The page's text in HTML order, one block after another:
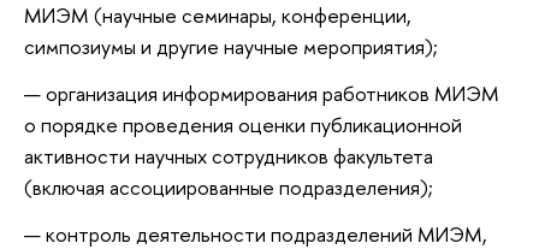
МИЭМ (научные семинары, конференции,
симпозиумы и другие научные мероприятия);
организация информирования работников МИЭМ
о порядке проведения оценки публикационной
активности научных сотрудников факультета
(включая ассоциированные подразделения);
контроль деятельности подразделений МИЭМ,